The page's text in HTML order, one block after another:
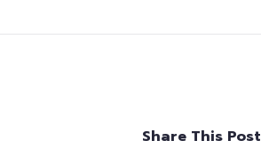
Share This Post